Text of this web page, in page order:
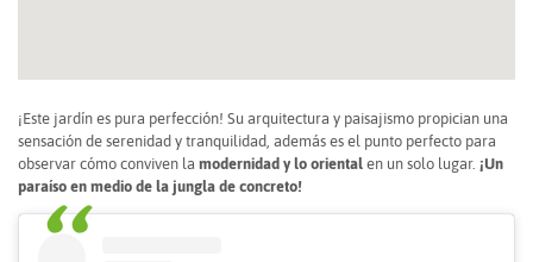
¡Este jardín es pura perfección! Su arquitectura y paisajismo propician una
sensación de serenidad y tranquilidad, además es el punto perfecto para
observar cómo conviven la modernidad y lo oriental en un solo lugar. ¡Un
paraíso en medio de la jungla de concreto!